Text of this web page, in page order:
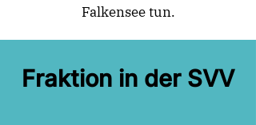
Falkensee tun.
Fraktion in der SVV